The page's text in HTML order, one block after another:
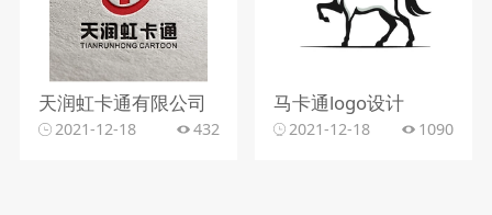
天润虹卡通有限公司
2021-12-18 432
马卡通logo设计
2021-12-18 1090